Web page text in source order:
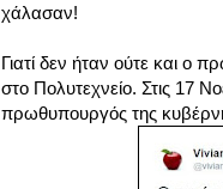
χάλασαν!
Γιατί δεν ήταν ούτε και ο
στο Πολυτεχνείο. Στις 17
πρωθυπουργός της